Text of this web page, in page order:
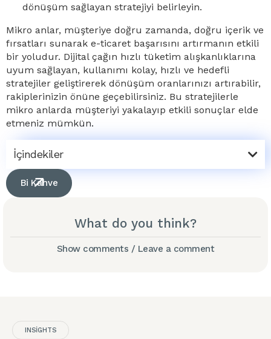
dönüşüm sağlayan stratejiyi belirleyin.
Mikro anlar, müşteriye doğru zamanda, doğru içerik ve
fırsatları sunarak e-ticaret başarısını artırmanın etkili
bir yoludur. Dijital çağın hızlı tüketim alışkanlıklarına
uyum sağlayan, kullanımı kolay, hızlı ve hedefli
stratejiler geliştirerek dönüşüm oranlarınızı artırabilir,
rakiplerinizin önüne geçebilirsiniz. Bu stratejilerle
mikro anlarda müşteriyi yakalayıp etkili sonuçlar elde
etmeniz mümkün.
İçindekiler
Bi Kahve
What do you think?
Show comments / Leave a comment
INSIGHTS